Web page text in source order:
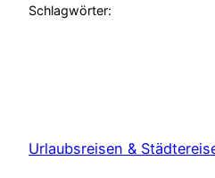
Schlagwörter:
Urlaubsreisen &